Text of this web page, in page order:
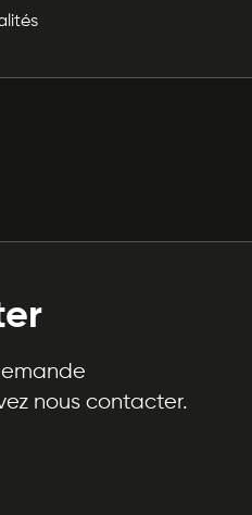
nous contacter.